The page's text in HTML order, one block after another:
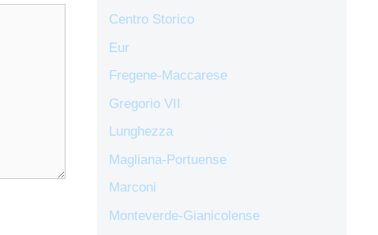
Centro Storico
Eur
Fregene-Maccarese
Gregorio VII
Lunghezza
Magliana-Portuense
Marconi
Monteverde-Gianicolense